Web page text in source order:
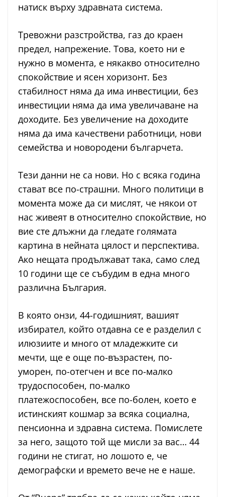
натиск върху здравната система.
Тревожни разстройства, газ до краен
предел, напрежение. Това, което ни е
нужно в момента, е някакво относително
спокойствие и ясен хоризонт. Без
стабилност няма да има инвестиции, без
инвестиции няма да има увеличаване на
доходите. Без увеличение на доходите
няма да има качествени работници, нови
семейства и новородени българчета.
Тези данни не са нови. Но с всяка година
стават все по-страшни. Много политици в
момента може да си мислят, че някои от
нас живеят в относително спокойствие, но
вие сте длъжни да гледате голямата
картина в нейната цялост и перспектива.
Ако нещата продължават така, само след
10 години ще се събудим в една много
различна България.
В която онзи, 44-годишният, вашият
избирател, който отдавна се е разделил с
илюзиите и много от младежките си
мечти, ще е още по-възрастен, по-
уморен, по-отегчен и все по-малко
трудоспособен, по-малко
платежоспособен, все по-болен, което е
истинският кошмар за всяка социална,
пенсионна и здравна система. Помислете
за него, защото той ще мисли за вас… 44
години не стигат, но лошото е, че
демографски и времето вече не е наше.